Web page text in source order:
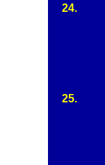
24.
25.